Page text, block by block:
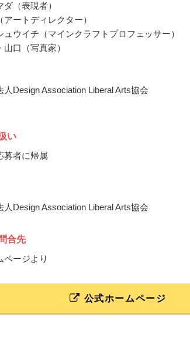
（表現者）
アートディレクター）
ュウイチ（マインクラフトプロフェッサー）
口（写真家）
人Design Association Liberal Arts協会
い
募者に帰属
人Design Association Liberal Arts協会
合先
ページより
公式ホームページ